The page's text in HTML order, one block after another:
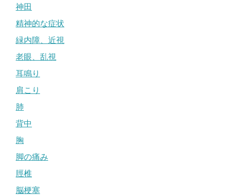
神田
精神的な症状
緑内障、近視
老眼、乱視
耳鳴り
肩こり
肺
背中
胸
脚の痛み
脛椎
脳梗塞